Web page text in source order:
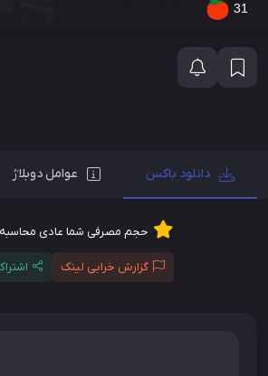
31
دانلود باکس عوامل دوبلاژ
حجم مصرفی شما عادی
گزارش خرابی لینک